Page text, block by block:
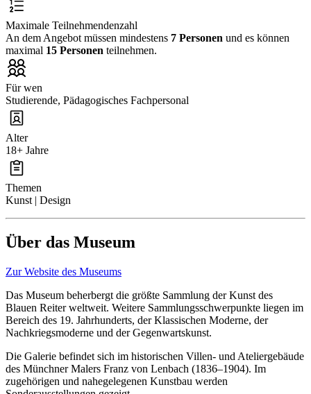
Maximale Teilnehmendenzahl
An dem Angebot müssen mindestens 7 Personen und es können
maximal 15 Personen teilnehmen.
Für wen
Studierende, Pädagogisches Fachpersonal
Alter
18+ Jahre
Themen
Kunst | Design
Über das Museum
Zur Website des Museums
Das Museum beherbergt die größte Sammlung der Kunst des
Blauen Reiter weltweit. Weitere Sammlungsschwerpunkte liegen im
Bereich des 19. Jahrhunderts, der Klassischen Moderne, der
Nachkriegsmoderne und der Gegenwartskunst.
Die Galerie befindet sich im historischen Villen- und Ateliergebäude
des Münchner Malers Franz von Lenbach (1836–1904). Im
zugehörigen und nahegelegenen Kunstbau werden